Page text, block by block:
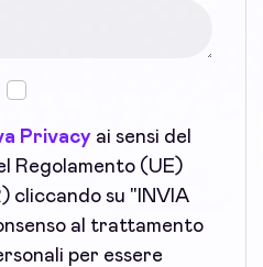
Privacyai sensi del
Regolamento (UE)
cliccando su "INVIA
al trattamento
per essere